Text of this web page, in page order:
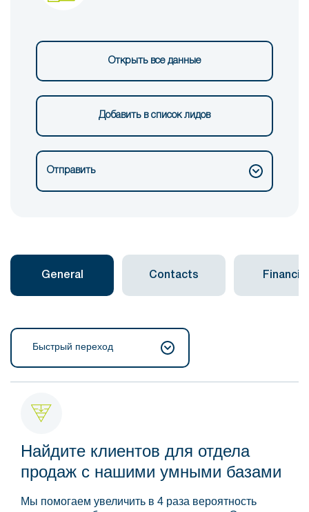
Открыть все данные
Добавить в список лидов
Отправить
General Contacts Financial
Быстрый переход
Найдите клиентов для отдела
продаж с нашими умными базами
Мы помогаем увеличить в 4 раза вероятность